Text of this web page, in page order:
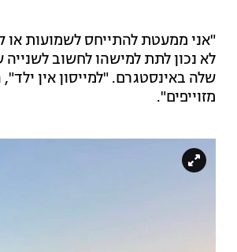
"אני ממעטת להתייחס לשמועות או
לא נכון לתת למישהו לחשוב
שלה באינסטגרם. "למייסון אין
מזוייפים".